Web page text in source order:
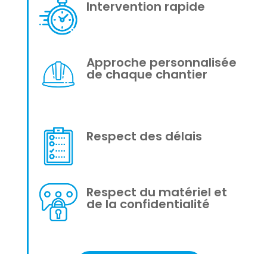
Intervention rapide
Approche personnalisée
de chaque chantier
Respect des délais
Respect du matériel et
de la confidentialité